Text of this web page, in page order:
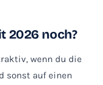
2026 noch?
wenn du die
sonst auf einen